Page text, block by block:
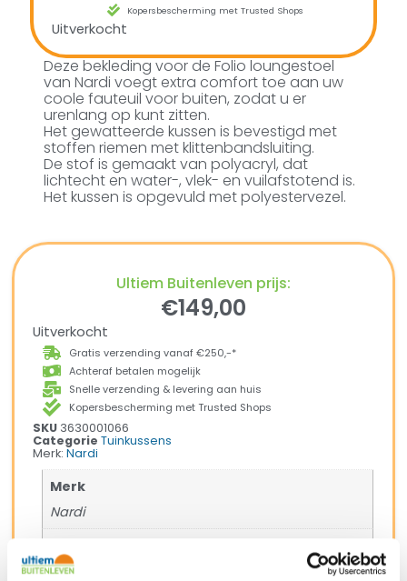
Kopersbescherming met Trusted Shops
Uitverkocht
Deze bekleding voor de Folio loungestoel
van Nardi voegt extra comfort toe aan uw
coole fauteuil voor buiten, zodat u er
urenlang op kunt zitten.
Het gewatteerde kussen is bevestigd met
stoffen riemen met klittenbandsluiting.
De stof is gemaakt van polyacryl, dat
lichtecht en water-, vlek- en vuilafstotend is.
Het kussen is opgevuld met polyestervezel.
Ultiem Buitenleven prijs:
€149,00
Uitverkocht
Gratis verzending vanaf €250,-*
Achteraf betalen mogelijk
Snelle verzending & levering aan huis
Kopersbescherming met Trusted Shops
SKU 3630001066
Categorie Tuinkussens
Merk:Nardi
Merk
Nardi
Roze